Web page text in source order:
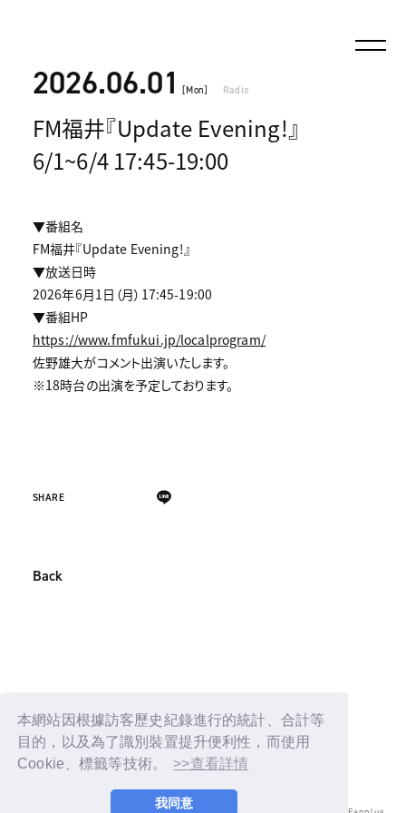
本網站因根據訪客歷史紀錄進行的統計、合計等
目的，以及為了識別裝置提升便利性，而使用
Cookie、標籤等技術。
>>查看詳情
我同意
2026.06.01 [Mon] Radio
FM福井『Update Evening!』
6/1~6/4 17:45-19:00
▼番組名
FM福井『Update Evening!』
▼放送日時
2026年6月1日（月）17:45-19:00
▼番組HP
https://www.fmfukui.jp/localprogram/
佐野雄大がコメント出演いたします。
※18時台の出演を予定しております。
SHARE
Back